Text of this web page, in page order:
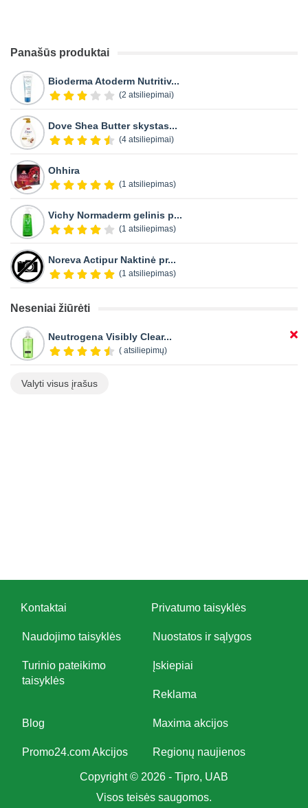
Panašūs produktai
Bioderma Atoderm Nutritiv...
(2 atsiliepimai)
Dove Shea Butter skystas...
(4 atsiliepimai)
Ohhira
(1 atsiliepimas)
Vichy Normaderm gelinis p...
(1 atsiliepimas)
Noreva Actipur Naktinė pr...
(1 atsiliepimas)
Neseniai žiūrėti
Neutrogena Visibly Clear...
( atsiliepimų)
Valyti visus įrašus
Kontaktai Privatumo taisyklės
Naudojimo taisyklės Nuostatos ir sąlygos
Turinio pateikimo
taisyklės
Įskiepiai
Reklama
Blog Maxima akcijos
Promo24.com Akcijos Regionų naujienos
Copyright © 2026 - Tipro, UAB
Visos teisės saugomos.